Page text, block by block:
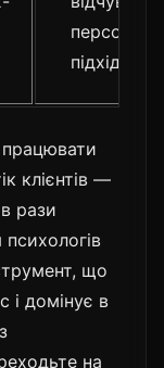
підхід
клієнтів —
рази
що
і домінує в
на